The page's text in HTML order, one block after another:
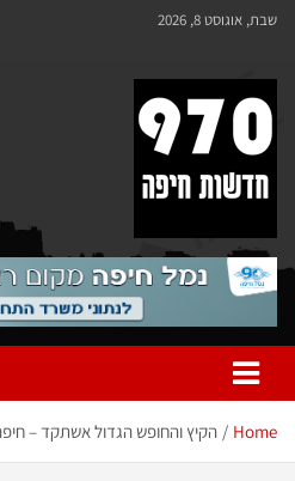
שבת, אוגוסט 8, 2026
970 חדשות חיפה
970 חדשות חיפה
Home הקיץ והחופש הגדול אשתקד –